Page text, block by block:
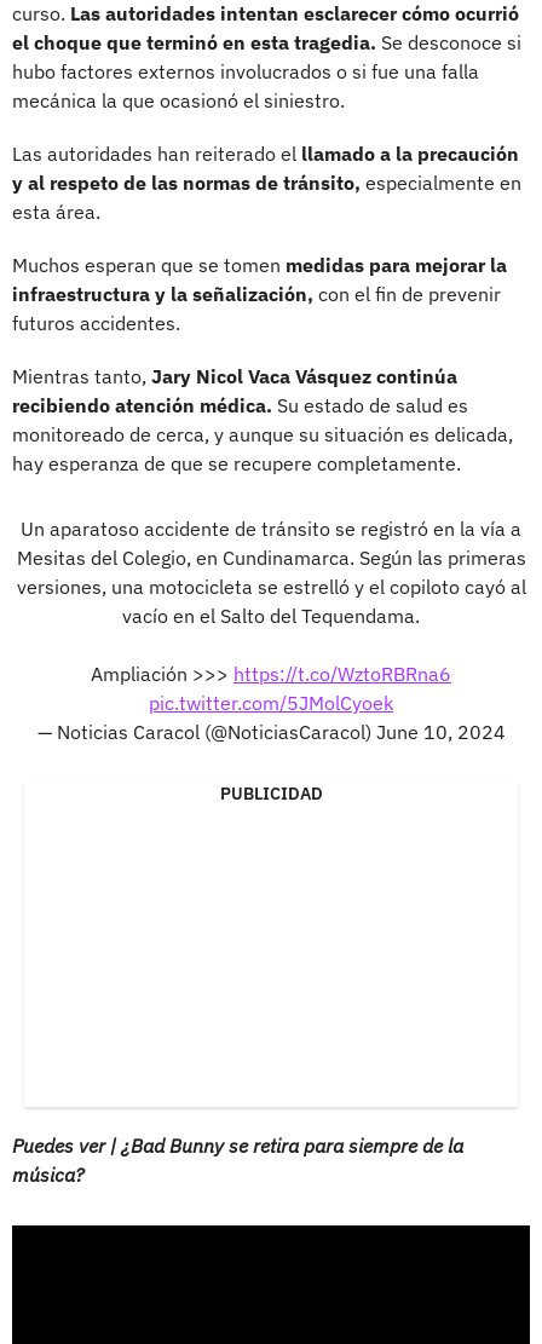
curso. Las autoridades intentan esclarecer cómo ocurrió
el choque que terminó en esta tragedia. Se desconoce si
hubo factores externos involucrados o si fue una falla
mecánica la que ocasionó el siniestro.
Las autoridades han reiterado el llamado a la precaución
y al respeto de las normas de tránsito, especialmente en
esta área.
Muchos esperan que se tomen medidas para mejorar la
infraestructura y la señalización, con el fin de prevenir
futuros accidentes.
Mientras tanto, Jary Nicol Vaca Vásquez continúa
recibiendo atención médica. Su estado de salud es
monitoreado de cerca, y aunque su situación es delicada,
hay esperanza de que se recupere completamente.
Un aparatoso accidente de tránsito se registró en la vía a
Mesitas del Colegio, en Cundinamarca. Según las primeras
versiones, una motocicleta se estrelló y el copiloto cayó al
vacío en el Salto del Tequendama.
Ampliación >>> https://t.co/WztoRBRna6
pic.twitter.com/5JMolCyoek
— Noticias Caracol (@NoticiasCaracol) June 10, 2024
PUBLICIDAD
Puedes ver | ¿Bad Bunny se retira para siempre de la
música?